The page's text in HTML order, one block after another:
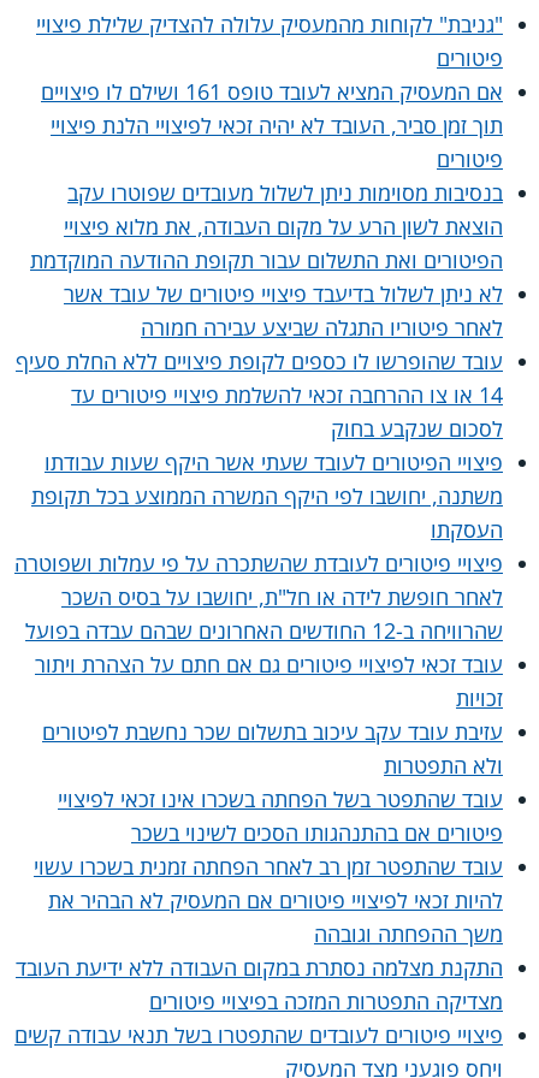
"גניבת" לקוחות מהמעסיק עלולה להצדיק שלילת פיצויי
פיטורים
אם המעסיק המציא לעובד טופס 161 ושילם לו פיצויים
תוך זמן סביר, העובד לא יהיה זכאי לפיצויי הלנת פיצויי
פיטורים
בנסיבות מסוימות ניתן לשלול מעובדים שפוטרו עקב
הוצאת לשון הרע על מקום העבודה, את מלוא פיצויי
הפיטורים ואת התשלום עבור תקופת ההודעה המוקדמת
לא ניתן לשלול בדיעבד פיצויי פיטורים של עובד אשר
לאחר פיטוריו התגלה שביצע עבירה חמורה
עובד שהופרשו לו כספים לקופת פיצויים ללא החלת סעיף
14 או צו ההרחבה זכאי להשלמת פיצויי פיטורים עד
לסכום שנקבע בחוק
פיצויי הפיטורים לעובד שעתי אשר היקף שעות עבודתו
משתנה, יחושבו לפי היקף המשרה הממוצע בכל תקופת
העסקתו
פיצויי פיטורים לעובדת שהשתכרה על פי עמלות ושפוטרה
לאחר חופשת לידה או חל"ת, יחושבו על בסיס השכר
שהרוויחה ב-12 החודשים האחרונים שבהם עבדה בפועל
עובד זכאי לפיצויי פיטורים גם אם חתם על הצהרת ויתור
זכויות
עזיבת עובד עקב עיכוב בתשלום שכר נחשבת לפיטורים
ולא התפטרות
עובד שהתפטר בשל הפחתה בשכרו אינו זכאי לפיצויי
פיטורים אם בהתנהגותו הסכים לשינוי בשכר
עובד שהתפטר זמן רב לאחר הפחתה זמנית בשכרו עשוי
להיות זכאי לפיצויי פיטורים אם המעסיק לא הבהיר את
משך ההפחתה וגובהה
התקנת מצלמה נסתרת במקום העבודה ללא ידיעת העובד
מצדיקה התפטרות המזכה בפיצויי פיטורים
פיצויי פיטורים לעובדים שהתפטרו בשל תנאי עבודה קשים
ויחס פוגעני מצד המעסיק